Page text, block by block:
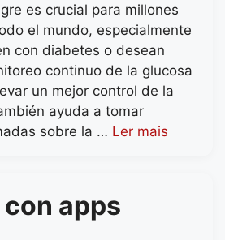
es crucial para millones
el mundo, especialmente
con diabetes o desean
continuo de la glucosa
un mejor control de la
ayuda a tomar
sobre la … Ler mais
apps